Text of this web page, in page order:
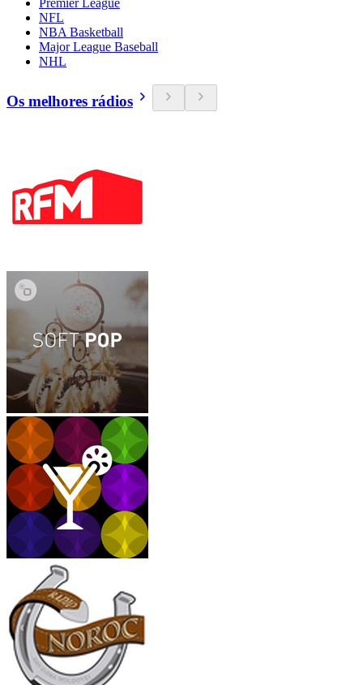
Premier League
NFL
NBA Basketball
Major League Baseball
NHL
Os melhores rádios